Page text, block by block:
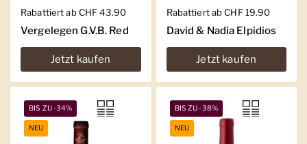
Regulärer Preis
Rabattiert ab CHF 43.90
Vergelegen G.V.B. Red
Jetzt kaufen
Regulärer Preis
Rabattiert ab CHF 19.90
David & Nadia Elpidios
Jetzt kaufen
BIS ZU -34%
NEU
BIS ZU -38%
NEU